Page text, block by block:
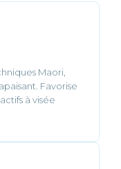
Maori,
Favorise
à visée